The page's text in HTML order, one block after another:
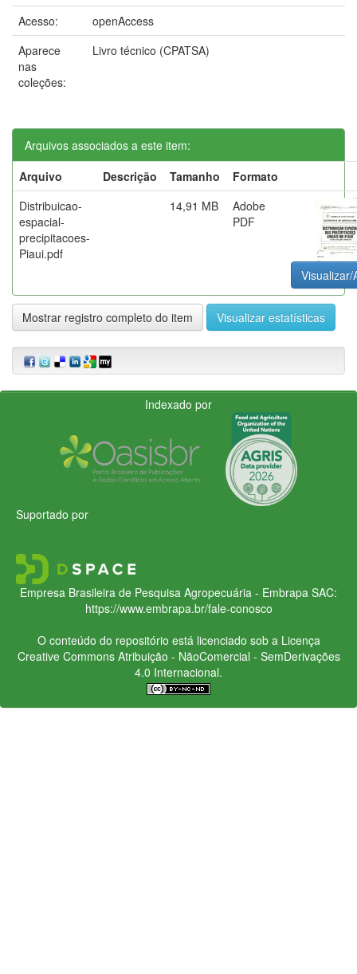
Acesso:
openAccess
Aparece
nas
coleções:
Livro técnico (CPATSA)
Arquivos associados a este item:
Arquivo
Descrição Tamanho
Formato
Distribuicao-
espacial-
precipitacoes-
Piaui.pdf
14,91 MB
Adobe
PDF
Visualizar/
Mostrar registro completo do item Visualizar estatísticas
Indexado por
Suportado por
Empresa Brasileira de Pesquisa Agropecuária - Embrapa SAC:
https://www.embrapa.br/fale-conosco
O conteúdo do repositório está licenciado sob a Licença
Creative CommonsAtribuição - NãoComercial - SemDerivações
4.0 Internacional.